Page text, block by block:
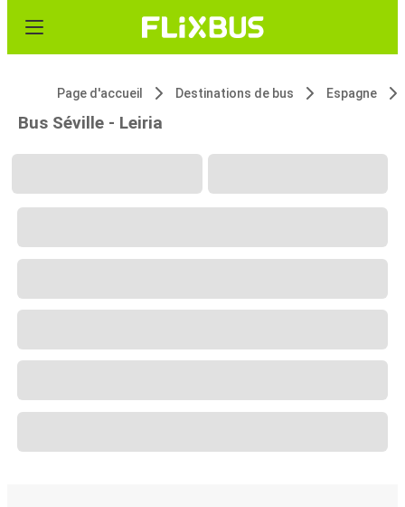
Page d'accueil Destinations de bus Espagne
Bus Séville - Leiria